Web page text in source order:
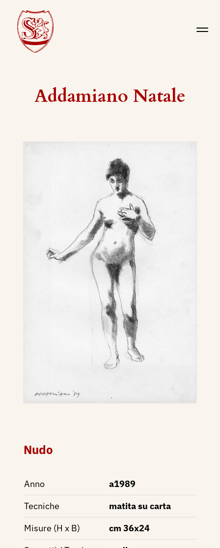
Addamiano Natale
Nudo
Anno
a1989
Tecniche
matita su carta
Misure (H x B)
cm 36x24